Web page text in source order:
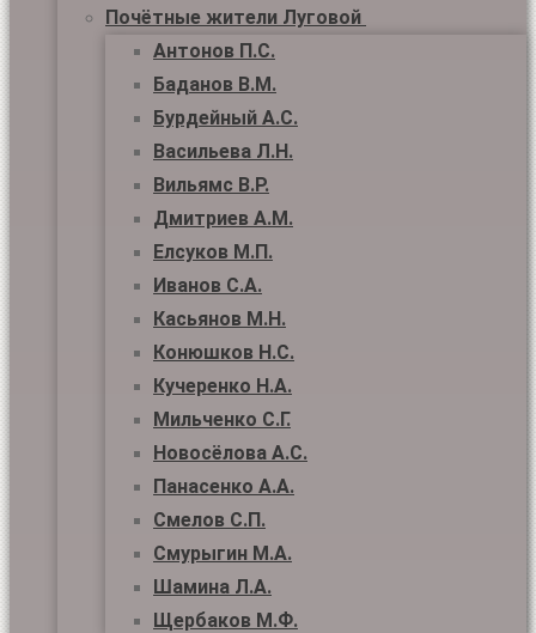
Почётные жители Луговой
Антонов П.С.
Баданов В.М.
Бурдейный А.С.
Васильева Л.Н.
Вильямс В.Р.
Дмитриев А.М.
Елсуков М.П.
Иванов С.А.
Касьянов М.Н.
Конюшков Н.С.
Кучеренко Н.А.
Мильченко С.Г.
Новосёлова А.С.
Панасенко А.А.
Смелов С.П.
Смурыгин М.А.
Шамина Л.А.
Щербаков М.Ф.